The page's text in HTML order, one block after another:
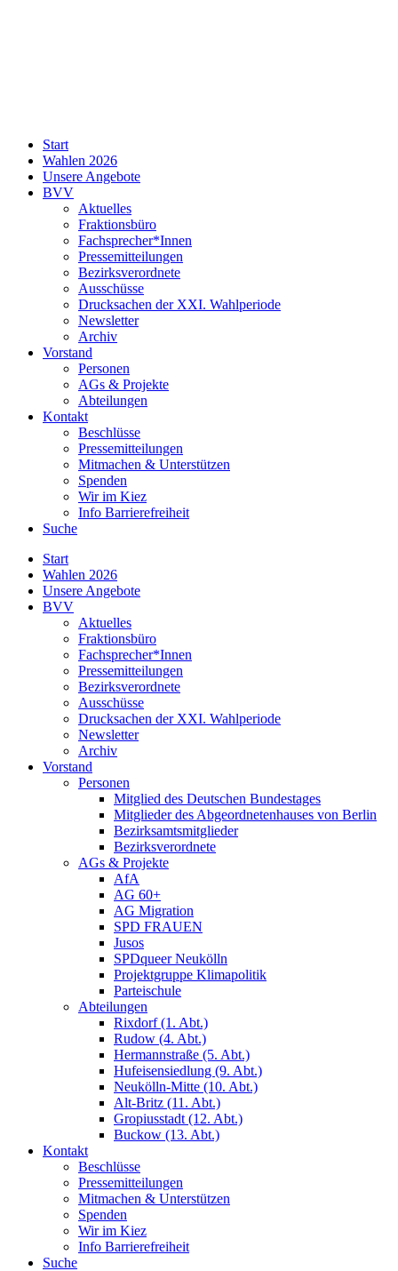
Neukölln
Start
Wahlen 2026
Unsere Angebote
BVV
Aktuelles
Fraktionsbüro
Fachsprecher*Innen
Pressemitteilungen
Bezirksverordnete
Ausschüsse
Drucksachen der XXI. Wahlperiode
Newsletter
Archiv
Vorstand
Personen
AGs & Projekte
Abteilungen
Kontakt
Beschlüsse
Pressemitteilungen
Mitmachen & Unterstützen
Spenden
Wir im Kiez
Info Barrierefreiheit
Suche
Start
Wahlen 2026
Unsere Angebote
BVV
Aktuelles
Fraktionsbüro
Fachsprecher*Innen
Pressemitteilungen
Bezirksverordnete
Ausschüsse
Drucksachen der XXI. Wahlperiode
Newsletter
Archiv
Vorstand
Personen
Mitglied des Deutschen Bundestages
Mitglieder des Abgeordnetenhauses von Berlin
Bezirksamtsmitglieder
Bezirksverordnete
AGs & Projekte
AfA
AG 60+
AG Migration
SPD FRAUEN
Jusos
SPDqueer Neukölln
Projektgruppe Klimapolitik
Parteischule
Abteilungen
Rixdorf (1. Abt.)
Rudow (4. Abt.)
Hermannstraße (5. Abt.)
Hufeisensiedlung (9. Abt.)
Neukölln-Mitte (10. Abt.)
Alt-Britz (11. Abt.)
Gropiusstadt (12. Abt.)
Buckow (13. Abt.)
Kontakt
Beschlüsse
Pressemitteilungen
Mitmachen & Unterstützen
Spenden
Wir im Kiez
Info Barrierefreiheit
Suche